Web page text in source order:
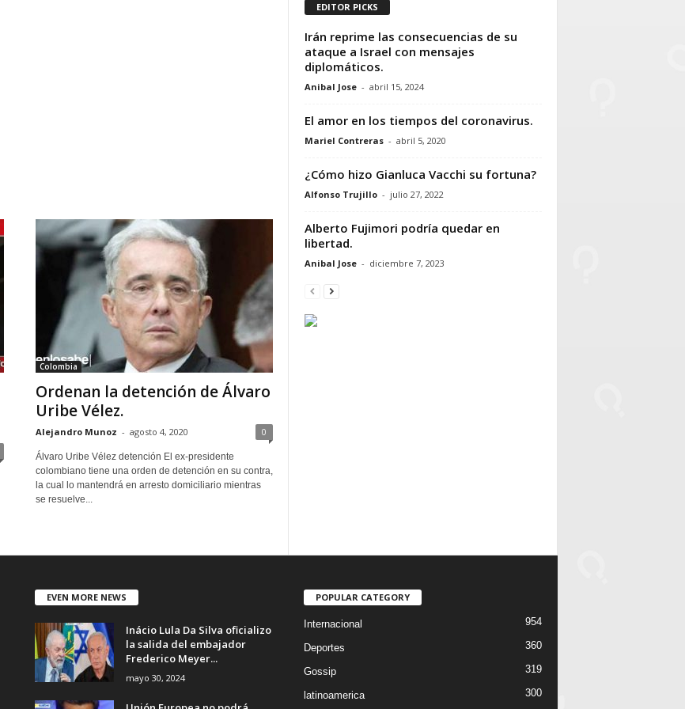
Colombia
Ordenan la detención de Álvaro
Uribe Vélez.
Alejandro Munoz - agosto 4, 2020 0
Álvaro Uribe Vélez detención El ex-presidente
colombiano tiene una orden de detención en su contra,
la cual lo mantendrá en arresto domiciliario mientras
se resuelve...
EDITOR PICKS
Irán reprime las consecuencias de su
ataque a Israel con mensajes
diplomáticos.
Anibal Jose - abril 15, 2024
El amor en los tiempos del coronavirus.
Mariel Contreras - abril 5, 2020
¿Cómo hizo Gianluca Vacchi su fortuna?
Alfonso Trujillo - julio 27, 2022
Alberto Fujimori podría quedar en
libertad.
Anibal Jose - diciembre 7, 2023
EVEN MORE NEWS
Inácio Lula Da Silva oficializo
la salida del embajador
Frederico Meyer...
mayo 30, 2024
POPULAR CATEGORY
Internacional 954
Deportes 360
Gossip 319
latinoamerica 300